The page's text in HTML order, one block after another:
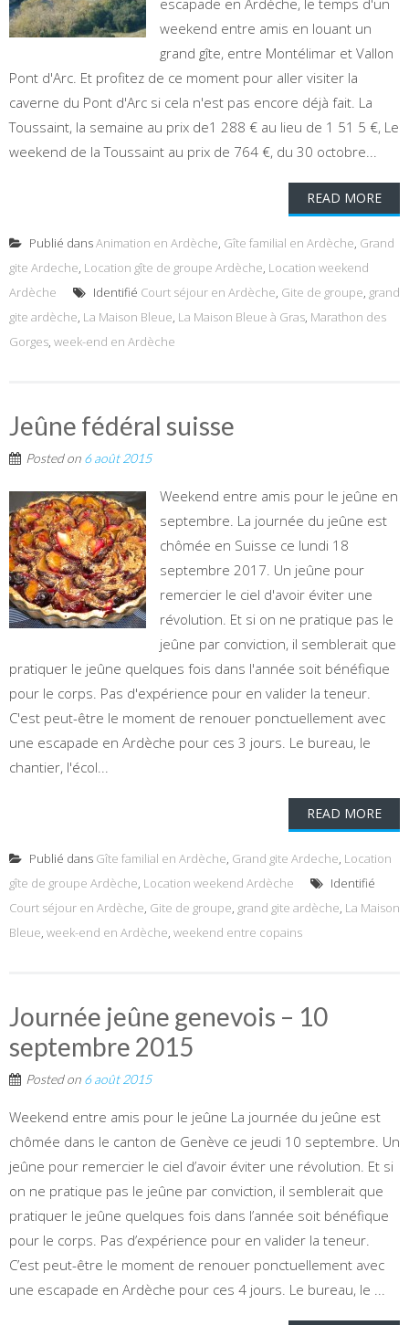
escapade en Ardèche, le temps d'un
weekend entre amis en louant un
grand gîte, entre Montélimar et Vallon
Pont d'Arc. Et profitez de ce moment pour aller visiter la
caverne du Pont d'Arc si cela n'est pas encore déjà fait. La
Toussaint, la semaine au prix de1 288 € au lieu de 1 51 5 €, Le
weekend de la Toussaint au prix de 764 €, du 30 octobre...
READ MORE
Publié dansAnimation en Ardèche, Gîte familial en Ardèche, Grand
gite Ardeche, Location gîte de groupe Ardèche, Location weekend
Ardèche
Identifié Court séjour en Ardèche, Gite de groupe, grand
gite ardèche, La Maison Bleue, La Maison Bleue à Gras, Marathon des
Gorges, week-end en Ardèche
Jeûne fédéral suisse
Posted on 6 août 2015
Weekend entre amis pour le jeûne en
septembre. La journée du jeûne est
chômée en Suisse ce lundi 18
septembre 2017. Un jeûne pour
remercier le ciel d'avoir éviter une
révolution. Et si on ne pratique pas le
jeûne par conviction, il semblerait que
pratiquer le jeûne quelques fois dans l'année soit bénéfique
pour le corps. Pas d'expérience pour en valider la teneur.
C'est peut-être le moment de renouer ponctuellement avec
une escapade en Ardèche pour ces 3 jours. Le bureau, le
chantier, l'écol...
READ MORE
Publié dans Gîte familial en Ardèche, Grand gite Ardeche, Location
gîte de groupe Ardèche, Location weekend Ardèche
Identifié
Court séjour en Ardèche, Gite de groupe, grand gite ardèche, La Maison
Bleue, week-end en Ardèche, weekend entre copains
Journée jeûne genevois – 10
septembre 2015
Posted on 6 août 2015
Weekend entre amis pour le jeûne La journée du jeûne est
chômée dans le canton de Genève ce jeudi 10 septembre. Un
jeûne pour remercier le ciel d’avoir éviter une révolution. Et si
on ne pratique pas le jeûne par conviction, il semblerait que
pratiquer le jeûne quelques fois dans l’année soit bénéfique
pour le corps. Pas d’expérience pour en valider la teneur.
C’est peut-être le moment de renouer ponctuellement avec
une escapade en Ardèche pour ces 4 jours. Le bureau, le ...